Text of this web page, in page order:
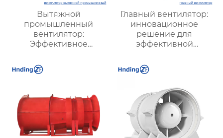
Вытяжной
промышленный
вентилятор:
Эффективное
надежной вентиляции
Главный вентилятор:
инновационное
решение для
эффективной
оптимизации работы